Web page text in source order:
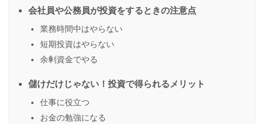
会社員や公務員が投資をするときの注意点
業務時間中はやらない
短期投資はやらない
余剰資金でやる
儲けだけじゃない！投資で得られるメリット
仕事に役立つ
お金の勉強になる